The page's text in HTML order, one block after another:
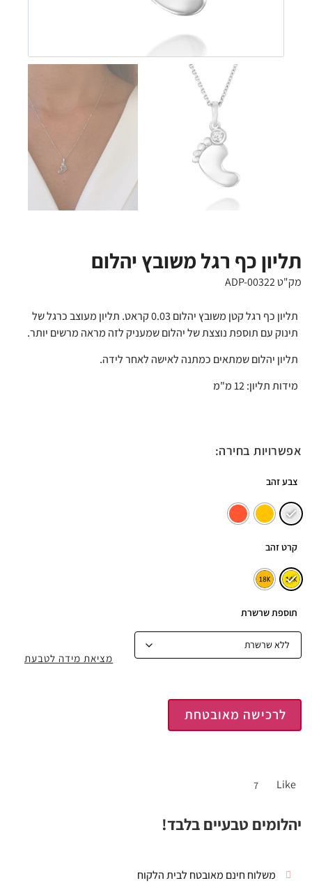
תליון כף רגל משובץ יהלום
מק"ט ADP-00322
תליון כף רגל קטן משובץ יהלום 0.03 קראט. תליון מעוצב כרגל של
תינוק עם תוספת נוצצת של יהלום שמעניק לזה מראה מרשים יותר.
תליון יהלום שמתאים כמתנה לאישה לאחר לידה.
מידות תליון: 12 מ"מ
אפשרויות בחירה:
צבע זהב
קרט זהב
תוספת שרשרת
לרכישה מאובטחת
Like
7
מציאת מידה לטבעת
יהלומים טבעיים בלבד!
משלוח חינם מאובטח לבית הלקוח